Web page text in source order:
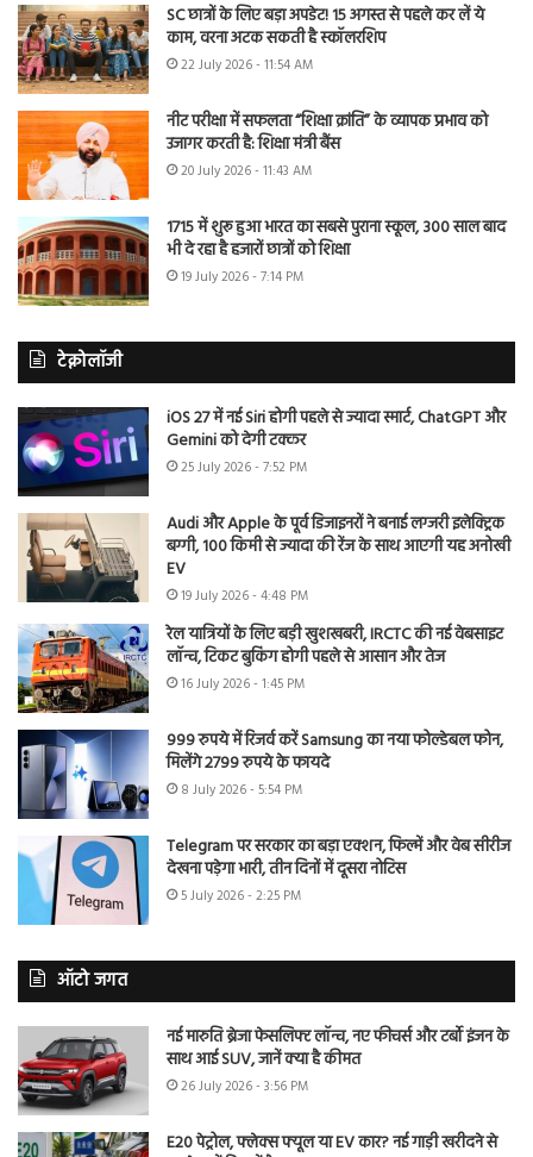
SC छात्रों के लिए बड़ा अपडेट! 15 अगस्त से पहले कर लें ये
काम, वरना अटक सकती है स्कॉलरशिप
22 July 2026 - 11:54 AM
नीट परीक्षा में सफलता “शिक्षा क्रांति” के व्यापक प्रभाव को
उजागर करती है: शिक्षा मंत्री बैंस
20 July 2026 - 11:43 AM
1715 में शुरू हुआ भारत का सबसे पुराना स्कूल, 300 साल बाद
भी दे रहा है हजारों छात्रों को शिक्षा
19 July 2026 - 7:14 PM
टेक्नोलॉजी
iOS 27 में नई Siri होगी पहले से ज्यादा स्मार्ट, ChatGPT और
Gemini को देगी टक्कर
25 July 2026 - 7:52 PM
Audi और Apple के पूर्व डिजाइनरों ने बनाई लग्जरी इलेक्ट्रिक
बग्गी, 100 किमी से ज्यादा की रेंज के साथ आएगी यह अनोखी
EV
19 July 2026 - 4:48 PM
रेल यात्रियों के लिए बड़ी खुशखबरी, IRCTC की नई वेबसाइट
लॉन्च, टिकट बुकिंग होगी पहले से आसान और तेज
16 July 2026 - 1:45 PM
999 रुपये में रिजर्व करें Samsung का नया फोल्डेबल फोन,
मिलेंगे 2799 रुपये के फायदे
8 July 2026 - 5:54 PM
Telegram पर सरकार का बड़ा एक्शन, फिल्में और वेब सीरीज
देखना पड़ेगा भारी, तीन दिनों में दूसरा नोटिस
5 July 2026 - 2:25 PM
ऑटो जगत
नई मारुति ब्रेजा फेसलिफ्ट लॉन्च, नए फीचर्स और टर्बो इंजन के
साथ आई SUV, जानें क्या है कीमत
26 July 2026 - 3:56 PM
E20 पेट्रोल, फ्लेक्स फ्यूल या EV कार? नई गाड़ी खरीदने से